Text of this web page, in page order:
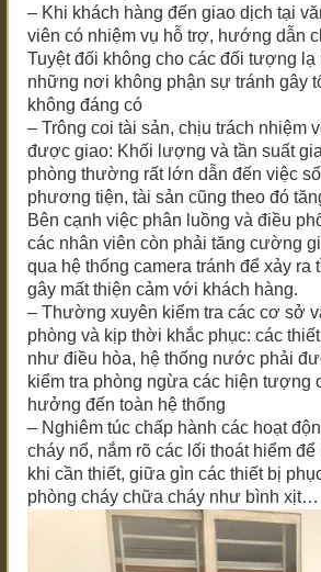
– Khi khách hàng đến giao dịch tại
viên có nhiệm vụ hỗ trợ, hướng dẫn
Tuyệt đối không cho các đối tượng lạ
những nơi không phận sự tránh gây
không đáng có
– Trông coi tài sản, chịu trách nhiệm
được giao: Khối lượng và tần suất
phòng thường rất lớn dẫn đến việc
phương tiện, tài sản cũng theo đó
Bên cạnh việc phân luồng và điều
các nhân viên còn phải tăng cường
qua hệ thống camera tránh để xảy ra
gây mất thiện cảm với khách hàng.
– Thường xuyên kiểm tra các cơ sở
phòng và kịp thời khắc phục: các
như điều hòa, hệ thống nước phải
kiểm tra phòng ngừa các hiện tượng
hưởng đến toàn hệ thống
– Nghiêm túc chấp hành các hoạt
cháy nổ, nắm rõ các lối thoát hiểm
khi cần thiết, giữa gìn các thiết bị
phòng cháy chữa cháy như bình xịt…